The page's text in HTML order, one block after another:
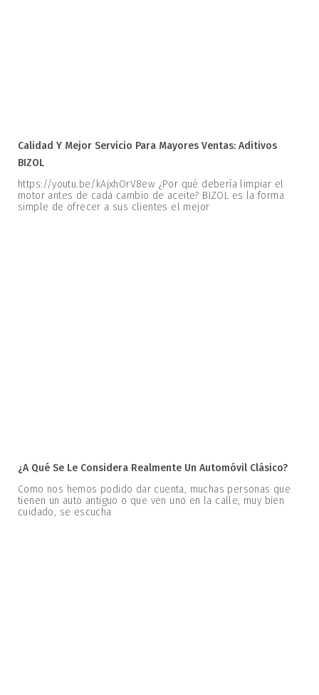
Calidad Y Mejor Servicio Para Mayores Ventas: Aditivos
BIZOL
https://youtu.be/kAjxhOrV8ew ¿Por qué debería limpiar el
motor antes de cada cambio de aceite? BIZOL es la forma
simple de ofrecer a sus clientes el mejor
¿A Qué Se Le Considera Realmente Un Automóvil Clásico?
Como nos hemos podido dar cuenta, muchas personas que
tienen un auto antiguo o que ven uno en la calle, muy bien
cuidado, se escucha